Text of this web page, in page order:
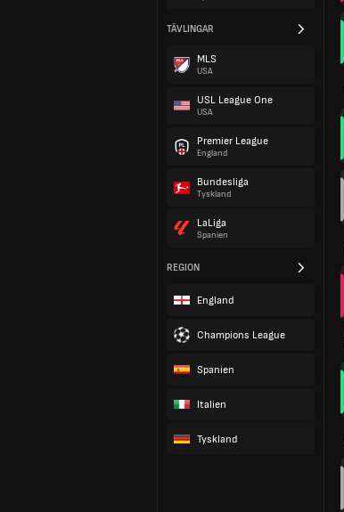
TÄVLINGAR
MLS
USA
USL League One
USA
Premier League
England
Bundesliga
Tyskland
LaLiga
Spanien
REGION
England
Champions League
Spanien
Italien
Tyskland